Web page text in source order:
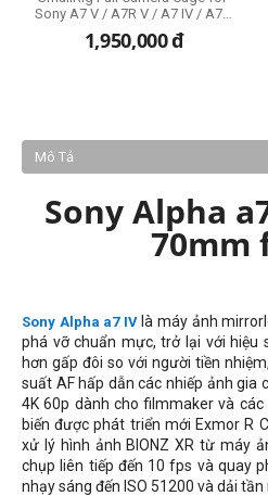
Sony A7 V / A7R V / A7 IV / A7S
III / A1 / A7R IV (3667C)
1,950,000đ
Mô Tả
Sony Alpha
70mm
Sony Alpha a7 IVlà máy ảnh
phá vỡ chuẩn mực, trở lại với hiệu
hơn gấp đôi so với người tiền
suất AF hấp dẫn các nhiếp ảnh gia
4K 60p dành cho filmmaker và
biến được phát triển mới Exmor R
xử lý hình ảnh BIONZ XR từ máy
chụp liên tiếp đến 10 fps và quay
nhạy sáng đến ISO 51200 và dải